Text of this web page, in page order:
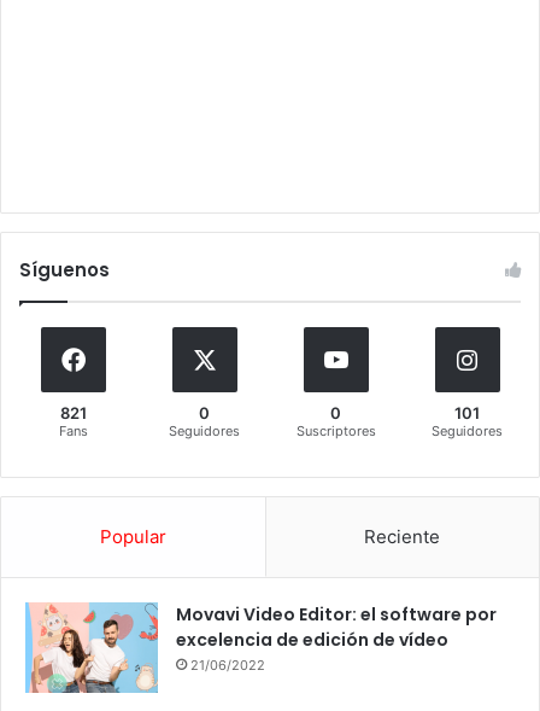
Síguenos
821
Fans
0
Seguidores
0
Suscriptores
101
Seguidores
Popular Reciente
Movavi Video Editor: el software por
excelencia de edición de vídeo
21/06/2022